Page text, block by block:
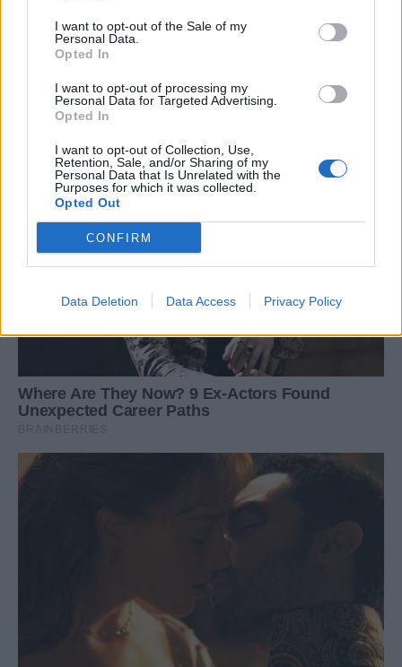
I want to opt-out of the Sale of my
Personal Data.
Opted In
I want to opt-out of processing my
Personal Data for Targeted Advertising.
Opted In
I want to opt-out of Collection, Use,
Retention, Sale, and/or Sharing of my
Personal Data that Is Unrelated with the
Purposes for which it was collected.
Opted Out
CONFIRM
Data Deletion Data Access Privacy Policy